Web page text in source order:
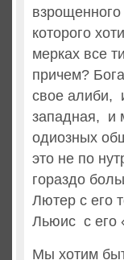
которого
мерках все
причем?
свое алиби,
западная, и
одиозных
это не по
гораздо
Лютер с его
Льюис с его
Мы хотим